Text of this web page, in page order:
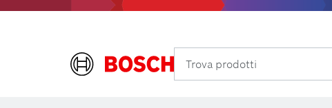
Trova prodotti